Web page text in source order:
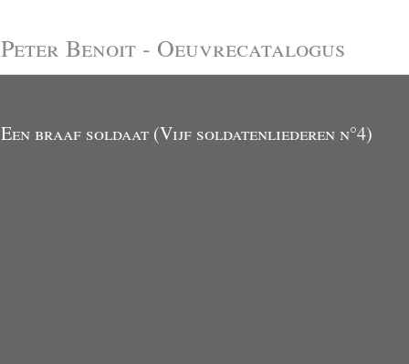
Peter Benoit - Oeuvrecatalogus
Een braaf soldaat (Vijf soldatenliederen n°4)